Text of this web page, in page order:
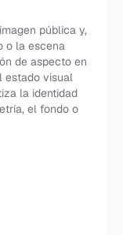
pública y,
o la escena
de aspecto en
estado visual
la identidad
el fondo o